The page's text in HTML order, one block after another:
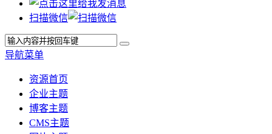
扫描微信
导航菜单
资源首页
企业主题
博客主题
CMS主题